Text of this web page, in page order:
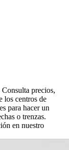
Consulta precios,
los centros de
para hacer un
o trenzas.
en nuestro